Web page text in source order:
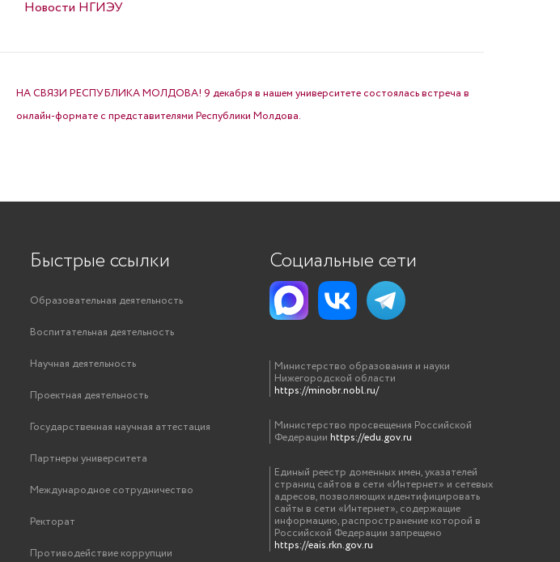
Новости НГИЭУ
НА СВЯЗИ РЕСПУБЛИКА МОЛДОВА! 9 декабря в нашем университете состоялась встреча в
онлайн-формате с представителями Республики Молдова.
Быстрые ссылки
Образовательная деятельность
Воспитательная деятельность
Научная деятельность
Проектная деятельность
Государственная научная аттестация
Партнеры университета
Международное сотрудничество
Ректорат
Противодействие коррупции
Социальные сети
Министерство образования и науки
Нижегородской области
https://minobr.nobl.ru/
Министерство просвещения Российской
Федерации https://edu.gov.ru
Единый реестр доменных имен, указателей
страниц сайтов в сети «Интернет» и сетевых
адресов, позволяющих идентифицировать
сайты в сети «Интернет», содержащие
информацию, распространение которой в
Российской Федерации запрещено
https://eais.rkn.gov.ru